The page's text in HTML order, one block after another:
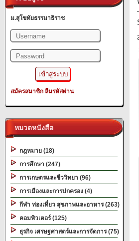
ม.สุโขทัยธรรมาธิราช
สมัครสมาชิก ลืมรหัสผ่าน
หมวดหนังสือ
กฎหมาย (18)
การศึกษา (247)
การเกษตรและชีววิทยา (96)
การเมืองและการปกครอง (4)
กีฬา ท่องเที่ยว สุขภาพและอาหาร (263)
คอมพิวเตอร์ (125)
ธุรกิจ เศรษฐศาสตร์และการจัดการ (75)